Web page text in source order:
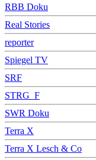
RBB Doku
Real Stories
reporter
Spiegel TV
SRF
STRG_F
SWR Doku
Terra X
Terra X Lesch & Co